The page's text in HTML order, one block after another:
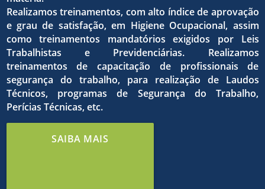
dos
comuns
do
o
estrito
Realizamos treinamentos, com alto índice de aprovação
e grau de satisfação, em Higiene Ocupacional, assim
como treinamentos mandatórios exigidos por Leis
Trabalhistas e Previdenciárias. Realizamos
treinamentos de capacitação de profissionais de
segurança do trabalho, para realização de Laudos
Técnicos, programas de Segurança do Trabalho,
Perícias Técnicas, etc.
SAIBA MAIS